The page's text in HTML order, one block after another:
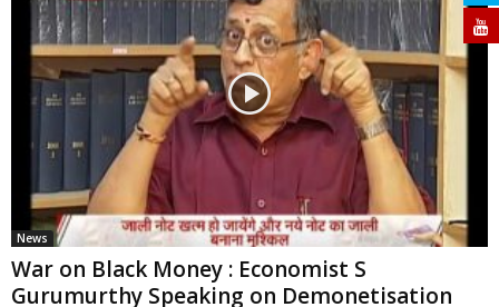
News
War on Black Money : Economist S
Gurumurthy Speaking on Demonetisation